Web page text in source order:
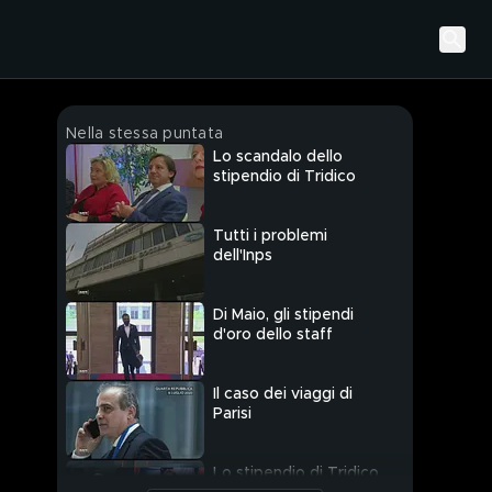
Nella stessa puntata
Lo scandalo dello
stipendio di Tridico
Tutti i problemi
dell'Inps
Di Maio, gli stipendi
d'oro dello staff
Il caso dei viaggi di
Parisi
Lo stipendio di Tridico